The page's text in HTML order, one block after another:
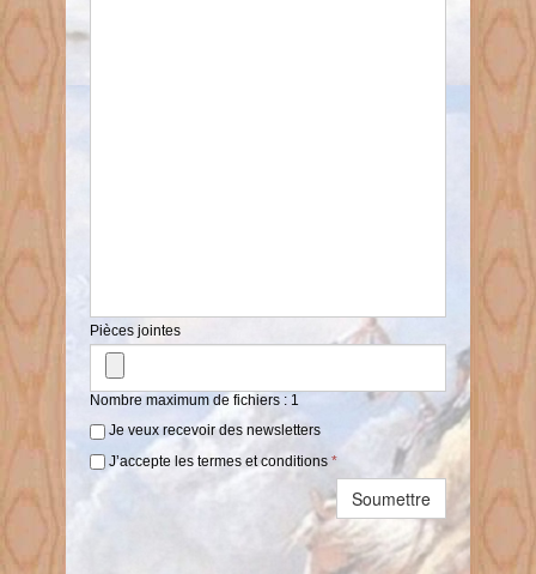
Pièces jointes
Nombre maximum de fichiers : 1
Je veux recevoir des newsletters
J’accepte les termes et conditions *
Soumettre